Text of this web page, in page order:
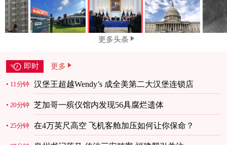
更多头条
即时 更多
11分钟 汉堡王超越Wendy’s 成全美第二大汉堡连锁店
20分钟 芝加哥一殡仪馆内发现56具腐烂遗体
25分钟 在4万英尺高空 飞机客舱加压如何让你保命？